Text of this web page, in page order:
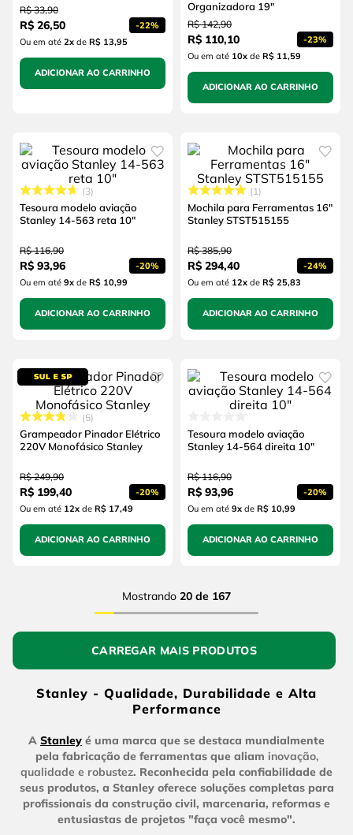
R$ 33,90
R$ 26,50 -22%
Ou em até 2xde R$ 13,95
ADICIONAR AO CARRINHO
Organizadora 19"
R$ 142,90
R$ 110,10 -23%
Ou em até 10xde R$ 11,59
ADICIONAR AO CARRINHO
3
Tesoura modelo aviação
Stanley 14-563 reta 10"
R$ 116,90
R$ 93,96 -20%
Ou em até 9xde R$ 10,99
ADICIONAR AO CARRINHO
1
Mochila para Ferramentas 16"
Stanley STST515155
R$ 385,90
R$ 294,40 -24%
Ou em até 12xde R$ 25,83
ADICIONAR AO CARRINHO
5
Grampeador Pinador Elétrico
220V Monofásico Stanley
R$ 249,90
R$ 199,40 -20%
Ou em até 12xde R$ 17,49
ADICIONAR AO CARRINHO
Tesoura modelo aviação
Stanley 14-564 direita 10"
R$ 116,90
R$ 93,96 -20%
Ou em até 9xde R$ 10,99
ADICIONAR AO CARRINHO
Mostrando 20 de 167
Stanley - Qualidade, Durabilidade e Alta
Performance
A Stanley é uma marca que se destaca mundialmente
pela fabricação de ferramentas que aliam inovação,
qualidade e robustez. Reconhecida pela confiabilidade de
seus produtos, a Stanley oferece soluções completas para
profissionais da construção civil, marcenaria, reformas e
entusiastas de projetos "faça você mesmo".